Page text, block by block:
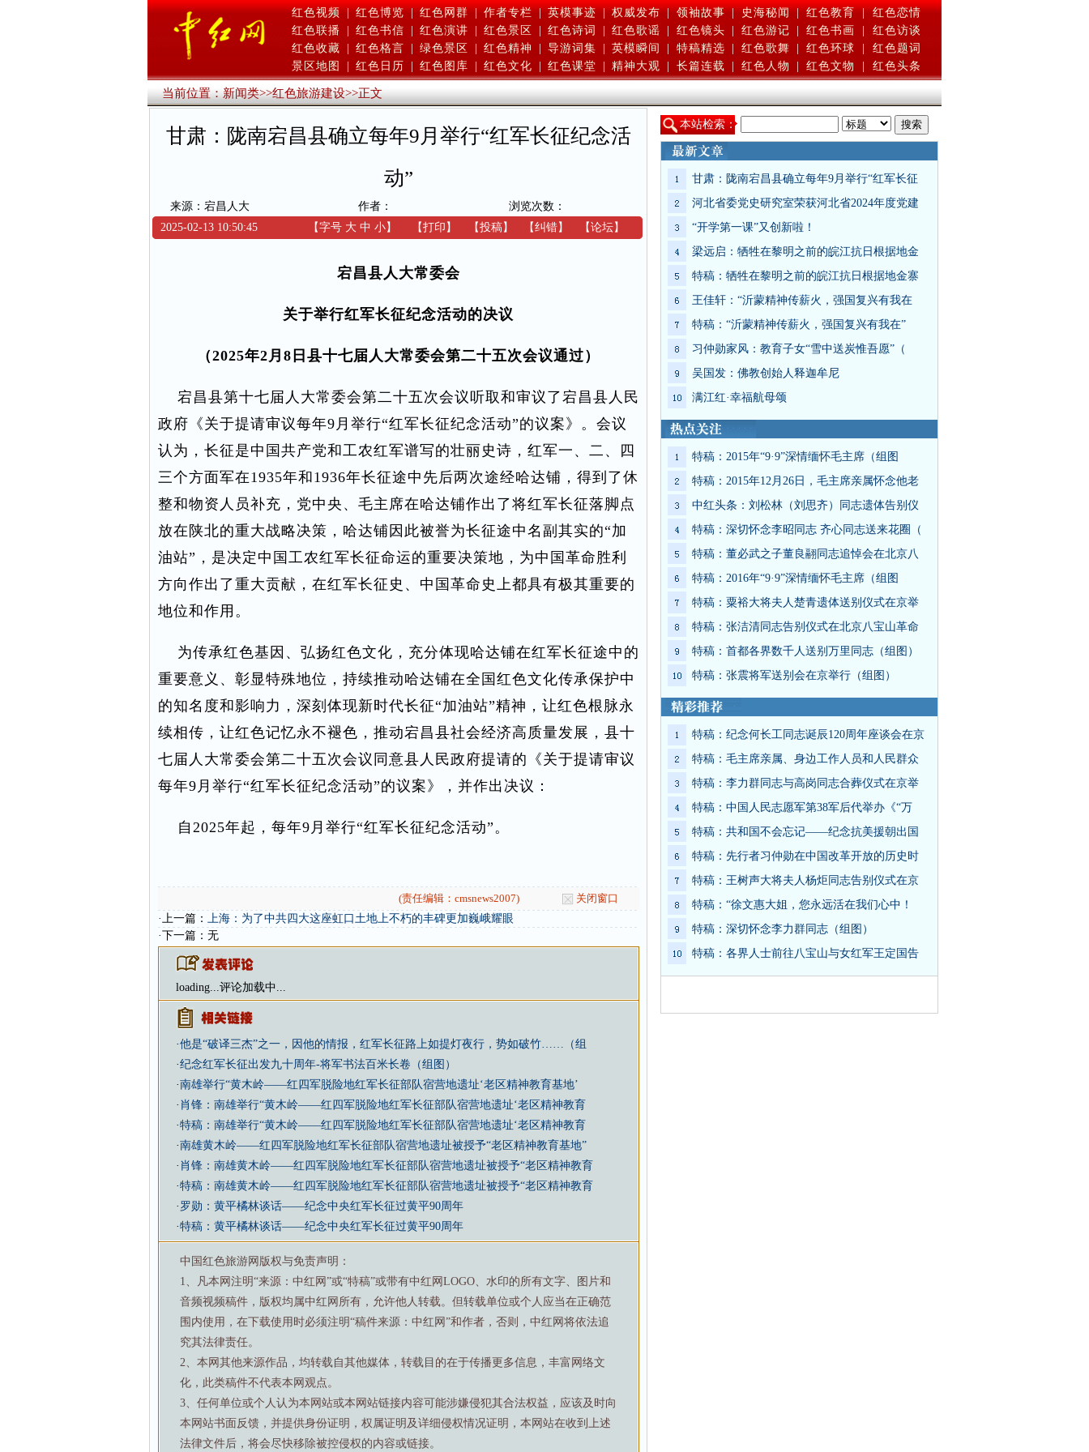
红色视频 | 红色博览 | 红色网群 | 作者专栏 | 英模事迹 | 权威发布 | 领袖故事 | 史海秘闻 | 红色教育 |
红色恋情
红色联播
红色书信 红色演讲 红色景区 红色诗词 红色歌谣 红色镜头 红色游记 红色书画
红色访谈
红色收藏
红色格言 绿色景区 红色精神 导游词集 英模瞬间 特稿精选 红色歌舞 红色环球
红色题词
景区地图
红色日历 红色图库 红色文化 红色课堂 精神大观 长篇连载 红色人物 红色文物 红色头条
当前位置：新闻类>>红色旅游建设>>正文
甘肃：陇南宕昌县确立每年9月举行“红军长征纪念活
动”
来源：宕昌人大 作者：
浏览次数：
2025-02-13 10:50:45
【字号 大 中 小】 【打印 】 【投稿】 【纠错】 【论坛】
宕昌县人大常委会
关于举行红军长征纪念活动的决议
（2025年2月8日县十七届人大常委会第二十五次会议通过）
宕昌县第十七届人大常委会第二十五次会议听取和审议了宕昌县人民
政府《关于提请审议每年9月举行“红军长征纪念活动”的议案》。会议
认为，长征是中国共产党和工农红军谱写的壮丽史诗，红军一、二、四
三个方面军在1935年和1936年长征途中先后两次途经哈达铺，得到了休
整和物资人员补充，党中央、毛主席在哈达铺作出了将红军长征落脚点
放在陕北的重大战略决策，哈达铺因此被誉为长征途中名副其实的“加
油站”，是决定中国工农红军长征命运的重要决策地，为中国革命胜利
方向作出了重大贡献，在红军长征史、中国革命史上都具有极其重要的
地位和作用。
为传承红色基因、弘扬红色文化，充分体现哈达铺在红军长征途中的
重要意义、彰显特殊地位，持续推动哈达铺在全国红色文化传承保护中
的知名度和影响力，深刻体现新时代长征“加油站”精神，让红色根脉永
续相传，让红色记忆永不褪色，推动宕昌县社会经济高质量发展，县十
七届人大常委会第二十五次会议同意县人民政府提请的《关于提请审议
每年9月举行“红军长征纪念活动”的议案》，并作出决议：
自2025年起，每年9月举行“红军长征纪念活动”。
(责任编辑：cmsnews2007)
关闭窗口
·上一篇： 上海：为了中共四大这座虹口土地上不朽的丰碑更加巍峨耀眼
·下一篇：无
loading...评论加载中...
·他是“破译三杰”之一，因他的情报，红军长征路上如提灯夜行，势如破竹……（组
·纪念红军长征出发九十周年-将军书法百米长卷（组图）
·南雄举行“黄木岭——红四军脱险地红军长征部队宿营地遗址‘老区精神教育基地’
· 肖锋：南雄举行“黄木岭——红四军脱险地红军长征部队宿营地遗址‘老区精神教育
·特稿：南雄举行“黄木岭——红四军脱险地红军长征部队宿营地遗址‘老区精神教育
·南雄黄木岭——红四军脱险地红军长征部队宿营地遗址被授予“老区精神教育基地”
· 肖锋：南雄黄木岭——红四军脱险地红军长征部队宿营地遗址被授予“老区精神教育
·特稿：南雄黄木岭——红四军脱险地红军长征部队宿营地遗址被授予“老区精神教育
· 罗勋：黄平橘林谈话——纪念中央红军长征过黄平90周年
·特稿：黄平橘林谈话——纪念中央红军长征过黄平90周年
中国红色旅游网版权与免责声明：
1、凡本网注明“来源：中红网”或“特稿”或带有中红网LOGO、水印的所有文字、图片和
音频视频稿件，版权均属中红网所有，允许他人转载。但转载单位或个人应当在正确范
围内使用，在下载使用时必须注明“稿件来源：中红网”和作者，否则，中红网将依法追
究其法律责任。
2、本网其他来源作品，均转载自其他媒体，转载目的在于传播更多信息，丰富网络文
化，此类稿件不代表本网观点。
3、任何单位或个人认为本网站或本网站链接内容可能涉嫌侵犯其合法权益，应该及时向
本网站书面反馈，并提供身份证明，权属证明及详细侵权情况证明，本网站在收到上述
法律文件后，将会尽快移除被控侵权的内容或链接。
本站检索：
甘肃：陇南宕昌县确立每年9月举行“红军长征
河北省委党史研究室荣获河北省2024年度党建
“开学第一课”又创新啦！
梁远启：牺牲在黎明之前的皖江抗日根据地金
特稿：牺牲在黎明之前的皖江抗日根据地金寨
王佳轩：“沂蒙精神传薪火，强国复兴有我在
特稿：“沂蒙精神传薪火，强国复兴有我在”
习仲勋家风：教育子女“雪中送炭惟吾愿”（
吴国发：佛教创始人释迦牟尼
满江红·幸福航母颂
特稿：2015年“9·9”深情缅怀毛主席（组图
特稿：2015年12月26日，毛主席亲属怀念他老
中红头条：刘松林（刘思齐）同志遗体告别仪
特稿：深切怀念李昭同志 齐心同志送来花圈（
特稿：董必武之子董良翮同志追悼会在北京八
特稿：2016年“9·9”深情缅怀毛主席（组图
特稿：粟裕大将夫人楚青遗体送别仪式在京举
特稿：张洁清同志告别仪式在北京八宝山革命
特稿：首都各界数千人送别万里同志（组图）
特稿：张震将军送别会在京举行（组图）
特稿：纪念何长工同志诞辰120周年座谈会在京
特稿：毛主席亲属、身边工作人员和人民群众
特稿：李力群同志与高岗同志合葬仪式在京举
特稿：中国人民志愿军第38军后代举办《“万
特稿：共和国不会忘记——纪念抗美援朝出国
特稿：先行者习仲勋在中国改革开放的历史时
特稿：王树声大将夫人杨炬同志告别仪式在京
特稿：“徐文惠大姐，您永远活在我们心中！
特稿：深切怀念李力群同志（组图）
特稿：各界人士前往八宝山与女红军王定国告